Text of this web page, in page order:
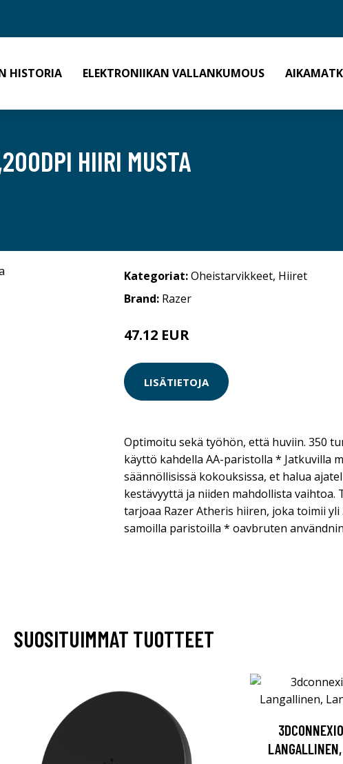
HISTORIA ELEKTRONIIKAN VALLANKUMOUS
HIIRI MUSTA
Kategoriat:Oheistarvikkeet, Hiiret
Brand: Razer
47.12 EUR
LISÄTIETOJA
Optimoitu sekä työhön, että huviin. 350
käyttö kahdella AA-paristolla * Jatkuvilla
säännöllisissä kokouksissa, et halua
kestävyyttä ja niiden mahdollista vaihtoa.
tarjoaa Razer Atheris hiiren, joka toimii yli
samoilla paristoilla * oavbruten
SUOSITUIMMAT TUOTTEET